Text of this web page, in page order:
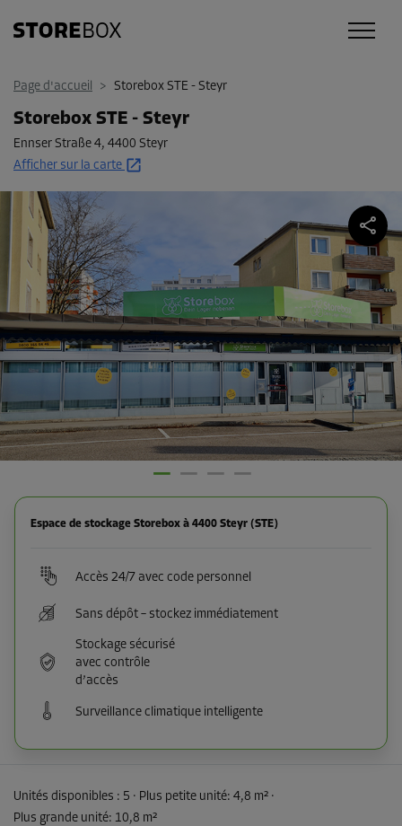
Page d'accueil > Storebox STE - Steyr
Storebox STE - Steyr
Ennser Straße 4, 4400 Steyr
Afficher sur la carte
Espace de stockage Storebox à 4400 Steyr (STE)
Accès 24/7 avec code personnel
Sans dépôt – stockez immédiatement
Stockage sécurisé
avec contrôle
d’accès
Surveillance climatique intelligente
Unités disponibles : 5 · Plus petite unité: 4,8 m² ·
Plus grande unité: 10,8 m²